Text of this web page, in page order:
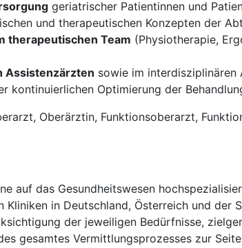
geriatrischer Patientinnen und
und therapeutischen Konzepten der
therapeutischen Team (Physiotherapie,
Assistenzärzten sowie im interdisziplinären
kontinuierlichen Optimierung der
Oberärztin, Funktionsoberarzt,
auf das Gesundheitswesen
in Deutschland, Österreich und der
der jeweiligen Bedürfnisse,
gesamtes Vermittlungsprozesses zur